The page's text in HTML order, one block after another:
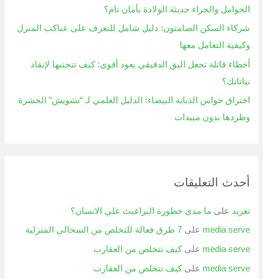
الحوامل والجراء حديثة الولادة بأمان تام؟
شركاء السكن الصامتون: دليل شامل للتعرف على عناكب المنزل
وكيفية التعامل معها
أخطاء قاتلة تجعل البق الدقيقي يعود أقوى: كيف تتجنبها لإنقاذ
نباتاتك؟
اختراق حواس الذبابة البيضاء: الدليل العلمي لـ “تشويش” الحشرة
وطردها بدون مبيدات
أحدث التعليقات
تغريد على ما مدى خطورة البراغيث علي الانسان؟
media serve على7 طرق فعالة للتخلص من السحالي المنزلية
media serve علىكيف تتخلص من العقارب
media serve علىكيف تتخلص من العقارب